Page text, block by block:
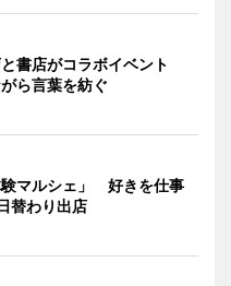
書店がコラボイベント
ら言葉を紡ぐ
マルシェ」 好きを仕事
替わり出店